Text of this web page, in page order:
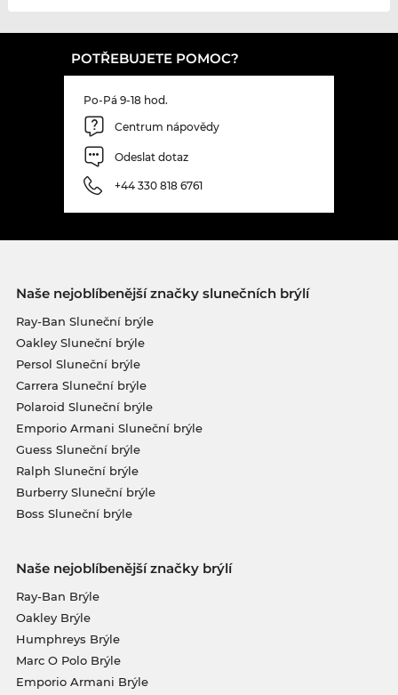
POTŘEBUJETE POMOC?
Po-Pá 9-18 hod.
Centrum nápovědy
Odeslat dotaz
+44 330 818 6761
Naše nejoblíbenější značky slunečních brýlí
Ray-Ban Sluneční brýle
Oakley Sluneční brýle
Persol Sluneční brýle
Carrera Sluneční brýle
Polaroid Sluneční brýle
Emporio Armani Sluneční brýle
Guess Sluneční brýle
Ralph Sluneční brýle
Burberry Sluneční brýle
Boss Sluneční brýle
Naše nejoblíbenější značky brýlí
Ray-Ban Brýle
Oakley Brýle
Humphreys Brýle
Marc O Polo Brýle
Emporio Armani Brýle